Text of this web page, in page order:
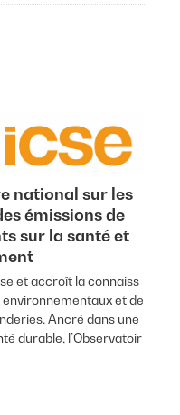
national sur les
émissions de
sur la santé et
et accroît la connaiss
et de
Ancré dans une
durable, l’Observatoir